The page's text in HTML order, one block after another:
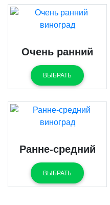
Очень ранний
ВЫБРАТЬ
Ранне-средний
ВЫБРАТЬ